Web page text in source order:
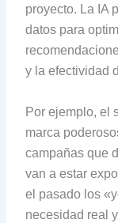
proyecto. La IA
datos para
y la efectividad
Por ejemplo, el
marca
campañas que
van a estar
el pasado los
necesidad real